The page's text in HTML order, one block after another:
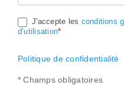
J'accepte les conditions
d’utilisation*
Politique de confidentialité
* Champs obligatoires